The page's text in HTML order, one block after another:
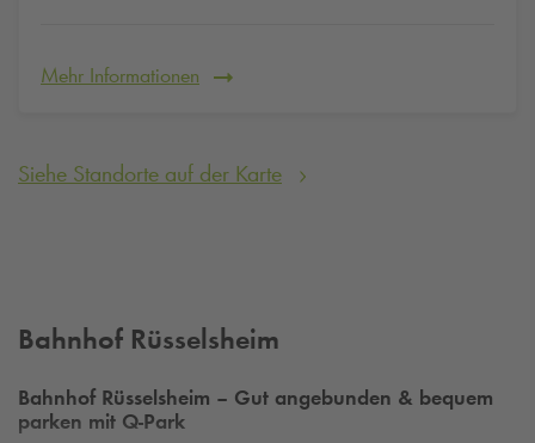
Mehr Informationen
Siehe Standorte auf der Karte
Bahnhof Rüsselsheim
Bahnhof Rüsselsheim – Gut angebunden & bequem
parken mit Q-Park